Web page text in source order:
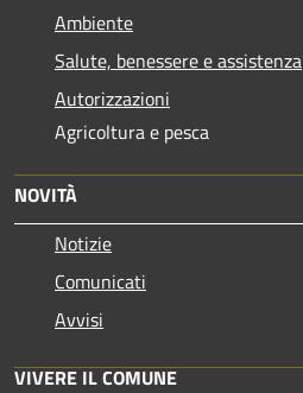
Ambiente
Salute, benessere e assistenza
Autorizzazioni
Agricoltura e pesca
NOVITÀ
Notizie
Comunicati
Avvisi
VIVERE IL COMUNE